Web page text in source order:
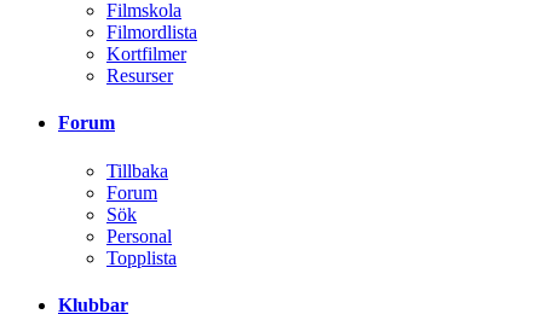
Filmskola
Filmordlista
Kortfilmer
Resurser
Forum
Tillbaka
Forum
Sök
Personal
Topplista
Klubbar